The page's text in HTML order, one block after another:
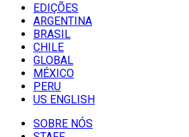
EDIÇÕES
ARGENTINA
BRASIL
CHILE
GLOBAL
MÉXICO
PERU
US ENGLISH
SOBRE NÓS